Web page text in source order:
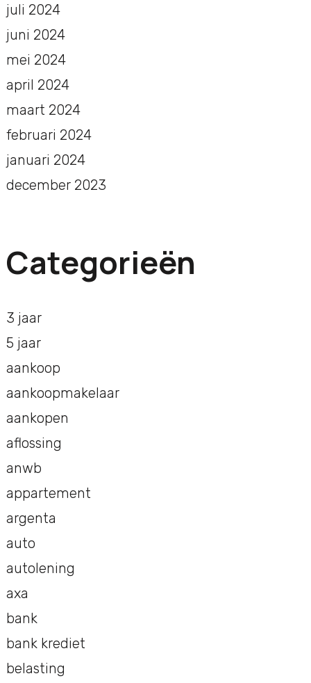
juli 2024
juni 2024
mei 2024
april 2024
maart 2024
februari 2024
januari 2024
december 2023
Categorieën
3 jaar
5 jaar
aankoop
aankoopmakelaar
aankopen
aflossing
anwb
appartement
argenta
auto
autolening
axa
bank
bank krediet
belasting